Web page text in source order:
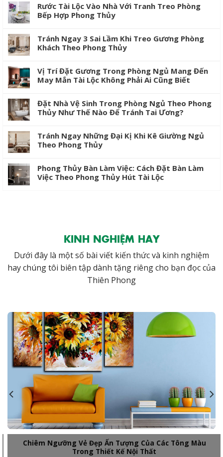
Rước Tài Lộc Vào Nhà Với Tranh Treo Phòng
Bếp Hợp Phong Thủy
Tránh Ngay 3 Sai Lầm Khi Treo Gương Phòng
Khách Theo Phong Thủy
Vị Trí Đặt Gương Trong Phòng Ngủ Mang Đến
May Mắn Tài Lộc Không Phải Ai Cũng Biết
Đặt Nhà Vệ Sinh Trong Phòng Ngủ Theo Phong
Thủy Như Thế Nào Để Tránh Tai Ương?
Tránh Ngay Những Đại Kị Khi Kê Giường Ngủ
Theo Phong Thủy
Phong Thủy Bàn Làm Việc: Cách Đặt Bàn Làm
Việc Theo Phong Thủy Hút Tài Lộc
KINH NGHIỆM HAY
Dưới đây là một số bài viết kiến thức và kinh nghiệm
hay chúng tôi biên tập dành tặng riêng cho bạn đọc của
Thiên Phong
Chiêm Ngưỡng Vẻ Đẹp Ấn Tượng Của Các Tông Màu
Trong Thiết Kế Nội Thất